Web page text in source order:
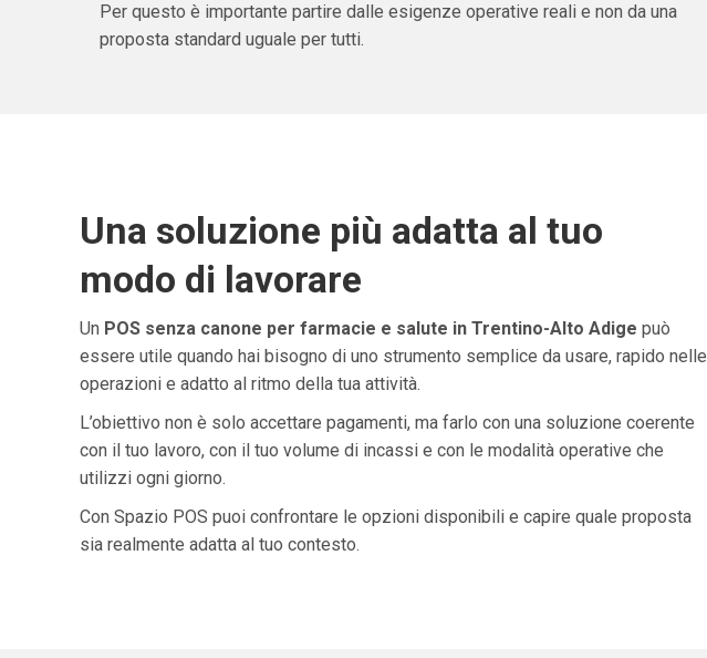
Per questo è importante partire dalle esigenze operative reali e non da una
proposta standard uguale per tutti.
Una soluzione più adatta al tuo
modo di lavorare
Un POS senza canone per farmacie e salute in Trentino-Alto Adige può
essere utile quando hai bisogno di uno strumento semplice da usare, rapido nelle
operazioni e adatto al ritmo della tua attività.
L’obiettivo non è solo accettare pagamenti, ma farlo con una soluzione coerente
con il tuo lavoro, con il tuo volume di incassi e con le modalità operative che
utilizzi ogni giorno.
Con Spazio POS puoi confrontare le opzioni disponibili e capire quale proposta
sia realmente adatta al tuo contesto.